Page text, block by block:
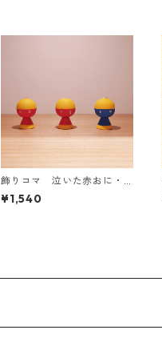
飾りコマ 泣いた赤おに・
青おに 小サイズ
¥1,540